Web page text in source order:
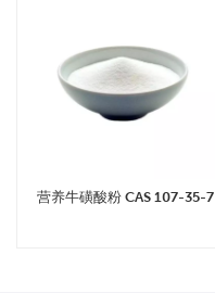
营养牛磺酸粉 CAS 107-35-7